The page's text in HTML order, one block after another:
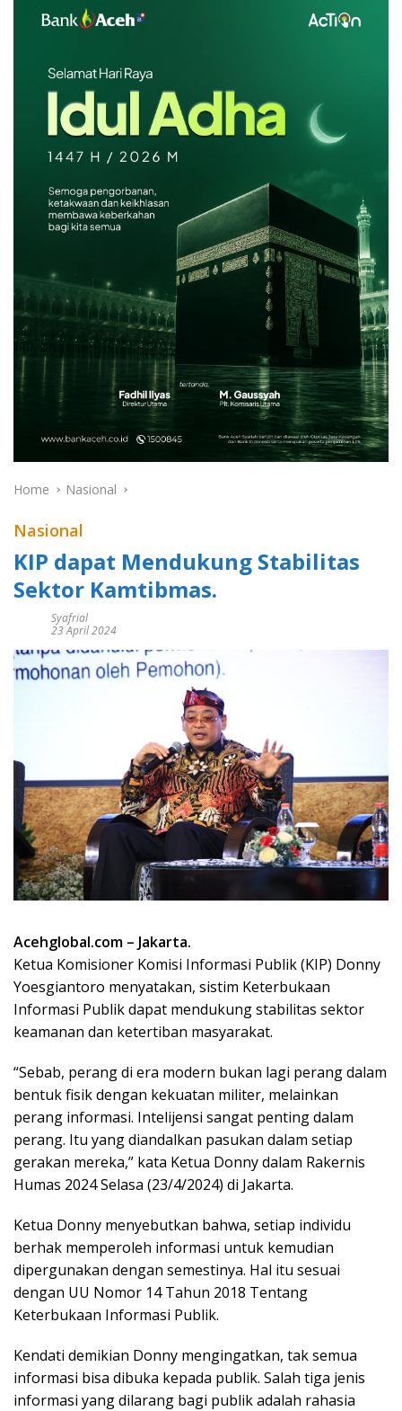
Home Nasional
Nasional
KIP dapat Mendukung Stabilitas
Sektor Kamtibmas.
Syafrial
23 April 2024
Acehglobal.com – Jakarta.
Ketua Komisioner Komisi Informasi Publik (KIP) Donny
Yoesgiantoro menyatakan, sistim Keterbukaan
Informasi Publik dapat mendukung stabilitas sektor
keamanan dan ketertiban masyarakat.
“Sebab, perang di era modern bukan lagi perang dalam
bentuk fisik dengan kekuatan militer, melainkan
perang informasi. Intelijensi sangat penting dalam
perang. Itu yang diandalkan pasukan dalam setiap
gerakan mereka,” kata Ketua Donny dalam Rakernis
Humas 2024 Selasa (23/4/2024) di Jakarta.
Ketua Donny menyebutkan bahwa, setiap individu
berhak memperoleh informasi untuk kemudian
dipergunakan dengan semestinya. Hal itu sesuai
dengan UU Nomor 14 Tahun 2018 Tentang
Keterbukaan Informasi Publik.
Kendati demikian Donny mengingatkan, tak semua
informasi bisa dibuka kepada publik. Salah tiga jenis
informasi yang dilarang bagi publik adalah rahasia